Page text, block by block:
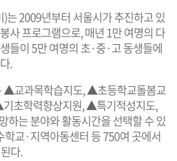
는 2009년부터 서울시가 추진하고 있
사 프로그램으로, 매년 1만 여명의 다
들이 5만 여명의 초·중·고 동생들에
.
▲교과목학습지도, ▲초등학교돌봄교
초학력향상지원, ▲특기적성지도,
는 분야와 활동시간을 선택할 수 있
교·지역아동센터 등 750여 곳에서
다.